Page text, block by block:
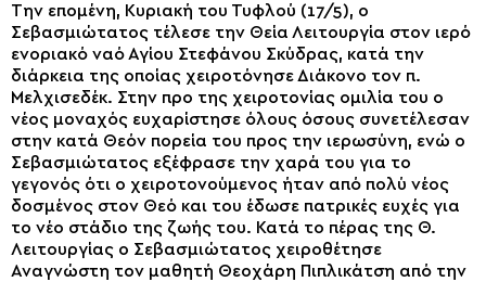
Την επομένη, Κυριακή του Τυφλού (17/5), ο
Σεβασμιώτατος τέλεσε την Θεία Λειτουργία στον ιερό
ενοριακό ναό Αγίου Στεφάνου Σκύδρας, κατά την
διάρκεια της οποίας χειροτόνησε Διάκονο τον π.
Μελχισεδέκ. Στην προ της χειροτονίας ομιλία του ο
νέος μοναχός ευχαρίστησε όλους όσους συνετέλεσαν
στην κατά Θεόν πορεία του προς την ιερωσύνη, ενώ ο
Σεβασμιώτατος εξέφρασε την χαρά του για το
γεγονός ότι ο χειροτονούμενος ήταν από πολύ νέος
δοσμένος στον Θεό και του έδωσε πατρικές ευχές για
το νέο στάδιο της ζωής του. Κατά το πέρας της Θ.
Λειτουργίας ο Σεβασμιώτατος χειροθέτησε
Αναγνώστη τον μαθητή Θεοχάρη Πιπλικάτση από την